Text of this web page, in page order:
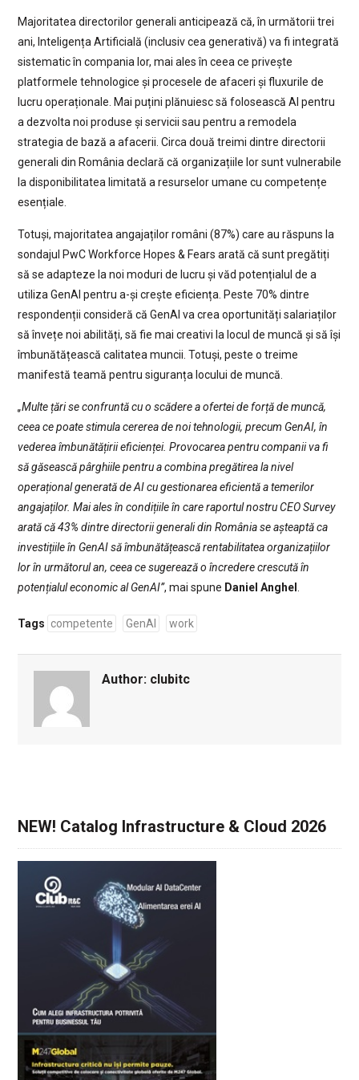
Majoritatea directorilor generali anticipează că, în următorii trei
ani, Inteligența Artificială (inclusiv cea generativă) va fi integrată
sistematic în compania lor, mai ales în ceea ce privește
platformele tehnologice și procesele de afaceri și fluxurile de
lucru operaționale. Mai puțini plănuiesc să folosească AI pentru
a dezvolta noi produse și servicii sau pentru a remodela
strategia de bază a afacerii. Circa două treimi dintre directorii
generali din România declară că organizațiile lor sunt vulnerabile
la disponibilitatea limitată a resurselor umane cu competențe
esențiale.
Totuși, majoritatea angajaților români (87%) care au răspuns la
sondajul PwC Workforce Hopes & Fears arată că sunt pregătiți
să se adapteze la noi moduri de lucru și văd potențialul de a
utiliza GenAI pentru a-și crește eficiența. Peste 70% dintre
respondenții consideră că GenAI va crea oportunități salariaților
să învețe noi abilități, să fie mai creativi la locul de muncă și să își
îmbunătățească calitatea muncii. Totuși, peste o treime
manifestă teamă pentru siguranța locului de muncă.
„Multe țări se confruntă cu o scădere a ofertei de forță de muncă,
ceea ce poate stimula cererea de noi tehnologii, precum GenAI, în
vederea îmbunătățirii eficienței. Provocarea pentru companii va fi
să găsească pârghiile pentru a combina pregătirea la nivel
operațional generată de AI cu gestionarea eficientă a temerilor
angajaților. Mai ales în condițiile în care raportul nostru CEO Survey
arată că 43% dintre directorii generali din România se așteaptă ca
investițiile în GenAI să îmbunătățească rentabilitatea organizațiilor
lor în următorul an, ceea ce sugerează o încredere crescută în
potențialul economic al GenAI”, mai spune Daniel Anghel
Tags competente GenAI work
Author: clubitc
NEW! Catalog Infrastructure & Cloud 2026